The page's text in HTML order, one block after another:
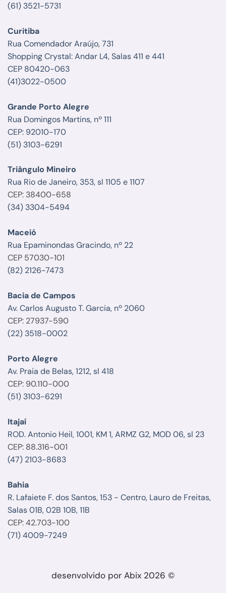
(61) 3521-5731
Curitiba
Rua Comendador Araújo, 731
Shopping Crystal: Andar L4, Salas 411 e 441
CEP 80420-063
(41)3022-0500
Grande Porto Alegre
Rua Domingos Martins, nº 111
CEP: 92010-170
(51) 3103-6291
Triângulo Mineiro
Rua Rio de Janeiro, 353, sl 1105 e 1107
CEP: 38400-658
(34) 3304-5494
Maceió
Rua Epaminondas Gracindo, nº 22
CEP 57030-101
(82) 2126-7473
Bacia de Campos
Av. Carlos Augusto T. Garcia, nº 2060
CEP: 27937-590
(22) 3518-0002
Porto Alegre
Av. Praia de Belas, 1212, sl 418
CEP: 90.110-000
(51) 3103-6291
Itajaí
ROD. Antonio Heil, 1001, KM 1, ARMZ G2, MOD 06, sl 23
CEP: 88.316-001
(47) 2103-8683
Bahia
R. Lafaiete F. dos Santos, 153 - Centro, Lauro de Freitas,
Salas 01B, 02B 10B, 11B
CEP: 42.703-100
(71) 4009-7249
desenvolvido por Abix 2026 ©